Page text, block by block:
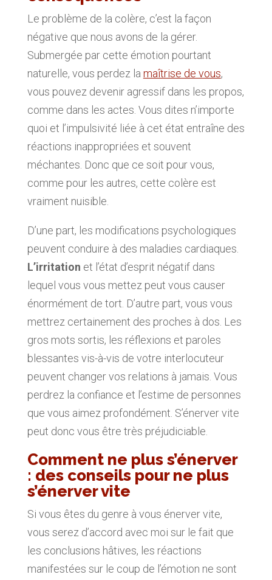
Le problème de la colère, c’est la façon
négative que nous avons de la gérer.
Submergée par cette émotion pourtant
naturelle, vous perdez la maîtrise de vous,
vous pouvez devenir agressif dans les propos,
comme dans les actes. Vous dites n’importe
quoi et l’impulsivité liée à cet état entraîne des
réactions inappropriées et souvent
méchantes. Donc que ce soit pour vous,
comme pour les autres, cette colère est
vraiment nuisible.
D’une part, les modifications psychologiques
peuvent conduire à des maladies cardiaques.
L’irritation et l’état d’esprit négatif dans
lequel vous vous mettez peut vous causer
énormément de tort. D’autre part, vous vous
mettrez certainement des proches à dos. Les
gros mots sortis, les réflexions et paroles
blessantes vis-à-vis de votre interlocuteur
peuvent changer vos relations à jamais. Vous
perdrez la confiance et l’estime de personnes
que vous aimez profondément. S’énerver vite
peut donc vous être très préjudiciable.
Comment ne plus s’énerver
: des conseils pour ne plus
s’énerver vite
Si vous êtes du genre à vous énerver vite,
vous serez d’accord avec moi sur le fait que
les conclusions hâtives, les réactions
manifestées sur le coup de l’émotion ne sont